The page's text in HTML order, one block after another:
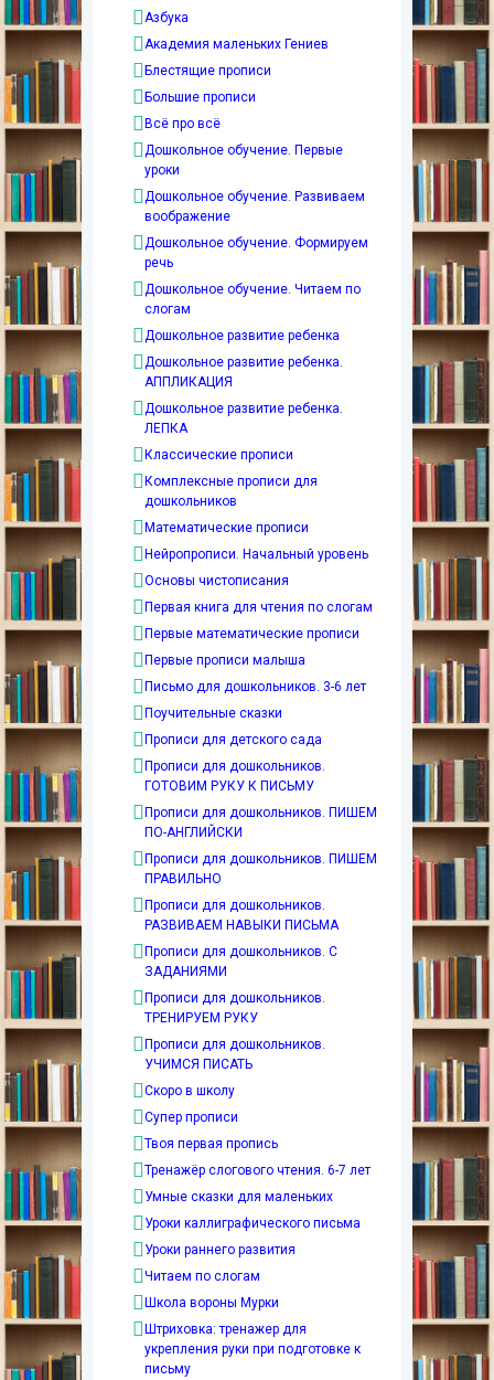
Азбука
Академия маленьких Гениев
Блестящие прописи
Большие прописи
Всё про всё
Дошкольное обучение. Первые
уроки
Дошкольное обучение. Развиваем
воображение
Дошкольное обучение. Формируем
речь
Дошкольное обучение. Читаем по
слогам
Дошкольное развитие ребенка
Дошкольное развитие ребенка.
АППЛИКАЦИЯ
Дошкольное развитие ребенка.
ЛЕПКА
Классические прописи
Комплексные прописи для
дошкольников
Математические прописи
Нейропрописи. Начальный уровень
Основы чистописания
Первая книга для чтения по слогам
Первые математические прописи
Первые прописи малыша
Письмо для дошкольников. 3-6 лет
Поучительные сказки
Прописи для детского сада
Прописи для дошкольников.
ГОТОВИМ РУКУ К ПИСЬМУ
Прописи для дошкольников. ПИШЕМ
ПО-АНГЛИЙСКИ
Прописи для дошкольников. ПИШЕМ
ПРАВИЛЬНО
Прописи для дошкольников.
РАЗВИВАЕМ НАВЫКИ ПИСЬМА
Прописи для дошкольников. С
ЗАДАНИЯМИ
Прописи для дошкольников.
ТРЕНИРУЕМ РУКУ
Прописи для дошкольников.
УЧИМСЯ ПИСАТЬ
Скоро в школу
Супер прописи
Твоя первая пропись
Тренажёр слогового чтения. 6-7 лет
Умные сказки для маленьких
Уроки каллиграфического письма
Уроки раннего развития
Читаем по слогам
Школа вороны Мурки
Штриховка: тренажер для
укрепления руки при подготовке к
письму